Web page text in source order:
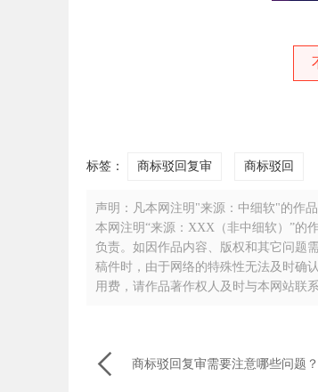
标签： 商标驳回复审 商标驳回
声明：凡本网注明"来源：中细软"的作
本网注明“来源：XXX（非中细软）”的
负责。如因作品内容、版权和其它问题
稿件时，由于网络的特殊性无法及时确
用费，请作品著作权人及时与本网站联
 商标驳回复审需要注意哪些问题？